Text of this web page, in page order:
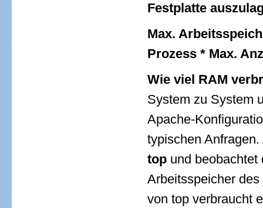
Festplatte
Max.
Prozess * Max.
Wie viel RAM
System zu System
Apache-
typischen
top und
Arbeitsspeicher
von top verbraucht